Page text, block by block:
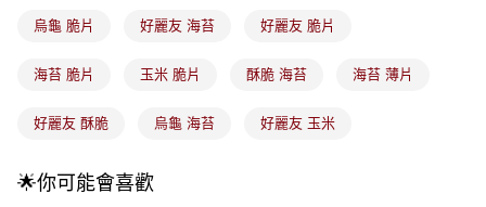
1.本服務由台灣大哥大提供，台灣大哥大用戶可立即使用無須另外申請。
流程，驗證手機門號後，選擇欲分期的期數、繳款截止日，確認付款後即完
4.訂單成立30分鐘內，如未前往確認交易或遇審核未通過，訂單將自動取
法說明評估內容。
【繳款方式說明】
ATM付款
運送方式
全家取貨付款
付款後全家取貨
烏龜 脆片 好麗友 海苔 好麗友 脆片
海苔 脆片 玉米 脆片 酥脆 海苔 海苔 薄片
好麗友 酥脆 烏龜 海苔 好麗友 玉米
🌟你可能會喜歡